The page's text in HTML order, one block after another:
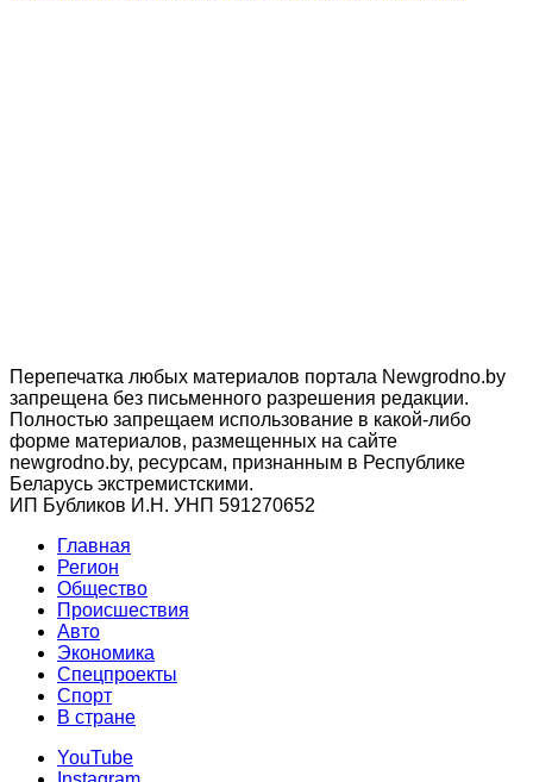
Перепечатка любых материалов портала Newgrodno.by
запрещена без письменного разрешения редакции.
Полностью запрещаем использование в какой-либо
форме материалов, размещенных на сайте
newgrodno.by, ресурсам, признанным в Республике
Беларусь экстремистскими.
ИП Бубликов И.Н. УНП 591270652
Главная
Регион
Общество
Происшествия
Авто
Экономика
Спецпроекты
Cпорт
В стране
YouTube